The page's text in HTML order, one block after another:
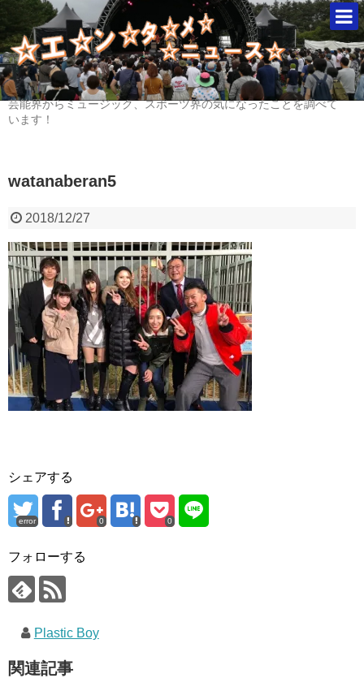
芸能界からミュージック、スポーツ界の気になったことを調べて
います！
watanaberan5
2018/12/27
シェアする
error 0 0
フォローする
Plastic Boy
関連記事